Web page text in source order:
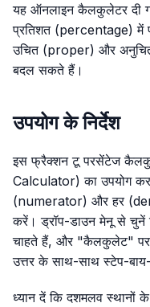
यह ऑनलाइन कैलकुलेटर दी
प्रतिशत (percentage) में
उचित (proper) और अनुचित
बदल सकते हैं।
उपयोग के निर्देश
इस फ्रैक्शन टू परसेंटेज
Calculator) का उपयोग
(numerator) और हर
करें। ड्रॉप-डाउन मेनू से
चाहते हैं, और "कैलकुलेट"
उत्तर के साथ-साथ स्टेप-
ध्यान दें कि दशमलव स्थानों